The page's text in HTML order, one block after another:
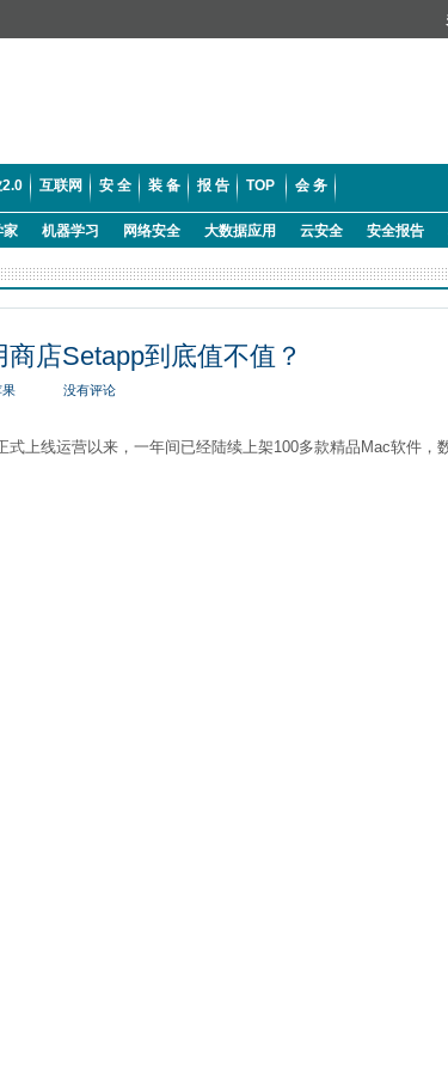
互联网 安 全 装 备 报 告 TOP 会 务
家 机器学习 网络安全 大数据应用 云安全 安全报告
店Setapp到底值不值？
果 没有评论
上线运营以来，一年间已经陆续上架100多款精品Mac软件，